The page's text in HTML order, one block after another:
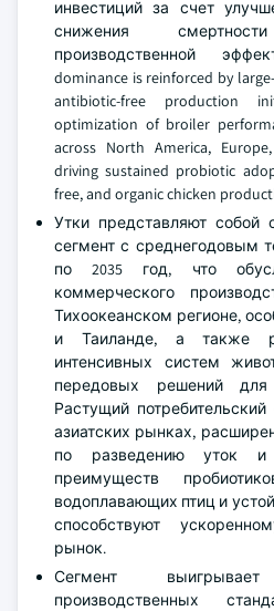
инвестиций за счет
снижения
производственной
dominance is reinforced by
antibiotic-free production
optimization of broiler
across North America,
driving sustained probiotic
free, and organic chicken
Утки представляют
сегмент с среднегодовым
по 2035 год, что
коммерческого
Тихоокеанском регионе,
и Таиланде, а также
интенсивных систем
передовых решений для
Растущий
азиатских рынках,
по разведению уток и
преимуществ
водоплавающих птиц и
способствуют
рынок.
Сегмент
производственных